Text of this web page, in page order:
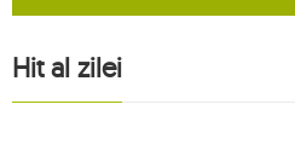
Hit al zilei